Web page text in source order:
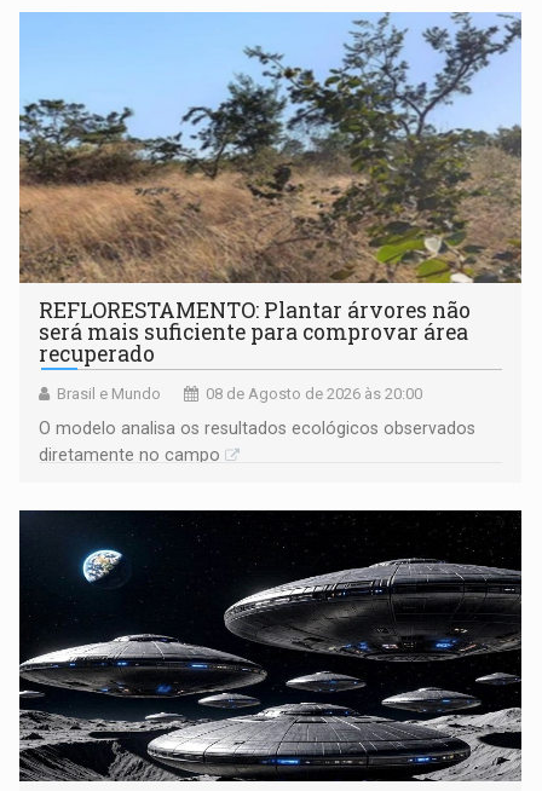
REFLORESTAMENTO: Plantar árvores não
será mais suficiente para comprovar área
recuperado
Brasil e Mundo 08 de Agosto de 2026 às 20:00
O modelo analisa os resultados ecológicos observados
diretamente no campo